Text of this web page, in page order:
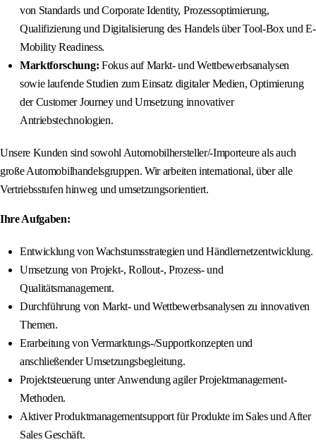
von Standards und Corporate Identity, Prozessoptimierung,
Qualifizierung und Digitalisierung des Handels über Tool-Box und E-
Mobility Readiness.
Marktforschung: Fokus auf Markt- und Wettbewerbsanalysen
sowie laufende Studien zum Einsatz digitaler Medien, Optimierung
der Customer Journey und Umsetzung innovativer
Antriebstechnologien.
Unsere Kunden sind sowohl Automobilhersteller/-Importeure als auch
große Automobilhandelsgruppen. Wir arbeiten international, über alle
Vertriebsstufen hinweg und umsetzungsorientiert.
Ihre Aufgaben:
Entwicklung von Wachstumsstrategien und Händlernetzentwicklung.
Umsetzung von Projekt-, Rollout-, Prozess- und
Qualitätsmanagement.
Durchführung von Markt- und Wettbewerbsanalysen zu innovativen
Themen.
Erarbeitung von Vermarktungs-/Supportkonzepten und
anschließender Umsetzungsbegleitung.
Projektsteuerung unter Anwendung agiler Projektmanagement-
Methoden.
Aktiver Produktmanagementsupport für Produkte im Sales und After
Sales Geschäft.